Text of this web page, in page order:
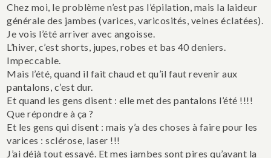
Chez moi, le problème n’est pas l’épilation, mais la laideur
générale des jambes (varices, varicosités, veines éclatées).
Je vois l’été arriver avec angoisse.
L’hiver, c’est shorts, jupes, robes et bas 40 deniers.
Impeccable.
Mais l’été, quand il fait chaud et qu’il faut revenir aux
pantalons, c’est dur.
Et quand les gens disent : elle met des pantalons l’été !!!!
Que répondre à ça ?
Et les gens qui disent : mais y’a des choses à faire pour les
varices : sclérose, laser !!!
J’ai déjà tout essayé. Et mes jambes sont pires qu’avant la